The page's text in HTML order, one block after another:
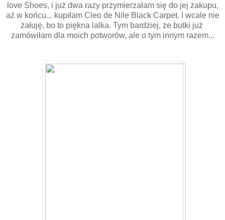
love Shoes, i już dwa razy przymierzałam się do jej zakupu,
aż w końcu... kupiłam Cleo de Nile Black Carpet. I wcale nie
żałuję, bo to piękna lalka. Tym bardziej, że butki już
zamówiłam dla moich potworów, ale o tym innym razem...